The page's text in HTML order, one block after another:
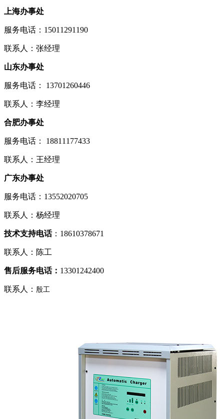
上海办事处
服务电话：15011291190
联系人：张经理
山东办事处
服务电话： 13701260446
联系人：李经理
合肥办事处
服务电话： 18811177433
联系人：王经理
广东办事处
服务电话：13552020705
联系人：杨经理
技术支持电话：18610378671
联系人：陈工
售后服务电话： 13301242400
联系人： 殷工